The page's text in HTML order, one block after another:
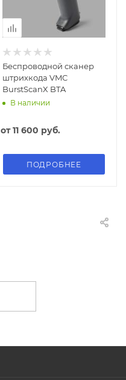
Беспроводной сканер
штрихкода VMC
BurstScanX BTA
В наличии
от11 600 руб.
ПОДРОБНЕЕ